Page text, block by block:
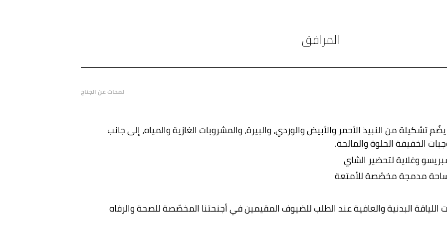
المرافق
لمحات عن الجناح
تشكيلة من النبيذ الأحمر والأبيض والوردي، والبيرة، والمشروبات الغازية والمياه، إلى جانب
الخفيفة الحلوة والمالحة.
وغلاية لتحضير الشاي
مدمجة مخصّصة للأمتعة
اللياقة البدنية والعافية عند الطلب للضيوف المقيمين في أجنحتنا المخصّصة للصحة والرفاه